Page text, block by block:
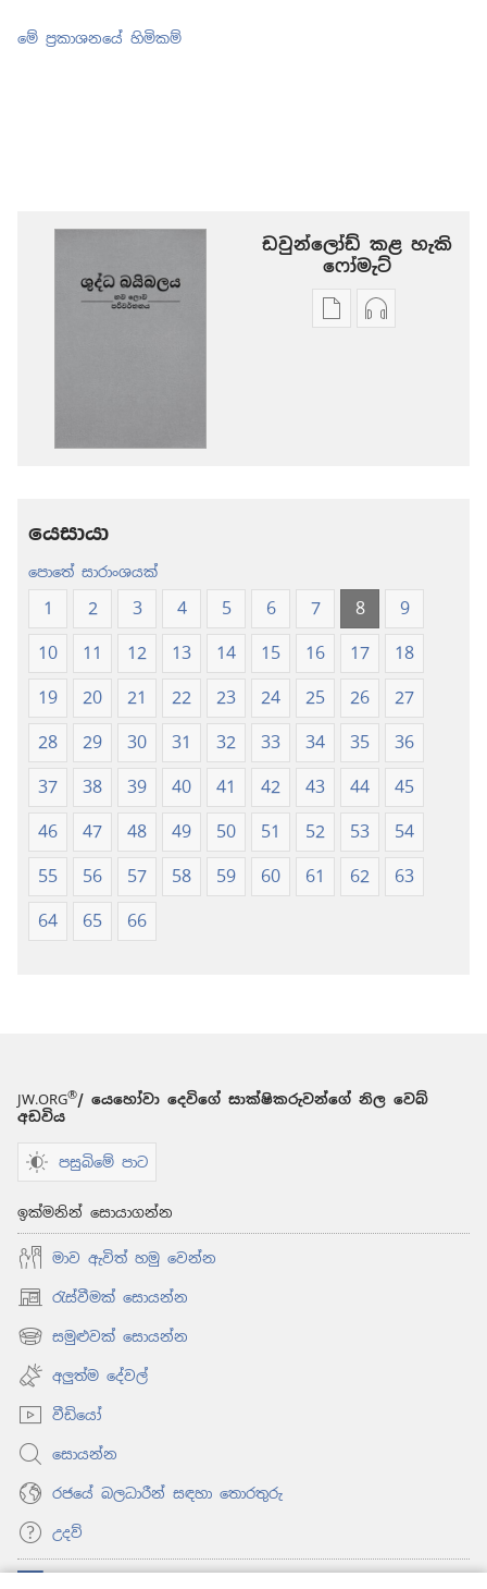
මේ ප්‍රකාශනයේ හිමිකම්
ඩවුන්ලෝඩ් කළ හැකි
‍‍ෆෝමැට්
ප්‍රකාශන
(2024
ඕඩියෝ
(2024
යෙසායා
පොතේ සාරාංශයක්
1 2 3 4 5 6 7 8
9
10
11 12 13 14 15 16 17
18
19
20 21 22 23 24 25 26
27
28
29 30 31 32 33 34 35
36
37
38 39 40 41 42 43 44
45
46
47 48 49 50 51 52 53
54
55
56 57 58 59 60 61 62
63
64
65 66
JW.ORG®/ යෙහෝවා දෙවිගේ සාක්ෂිකරුවන්ගේ නිල වෙබ්
අඩවිය
පසුබිමේ පාට
ඉක්මනින් සොයාගන්න
මාව ඇවිත් හමු වෙන්න
රැස්වීමක් සොයන්න
(opens
new
window)
සමුළුවක් සොයන්න
(opens
new
window)
අලුත්ම දේවල්
වීඩියෝ
සොයන්න
රජයේ බලධාරීන් සඳහා තොරතුරු
උදව්